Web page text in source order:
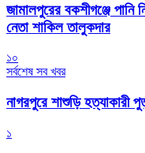
জামালপুরের বকশীগঞ্জে পানি
নেতা শাকিল তালুকদার
১০
সর্বশেষ সব খবর
নাগরপুরে শাশুড়ি হত্যাকারী
১